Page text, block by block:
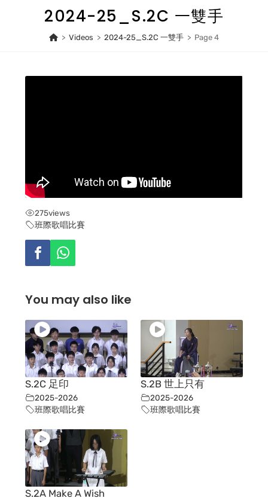
2024-25_S.2C 一雙手
> Videos > 2024-25_S.2C 一雙手 > Page 4
275views
班際歌唱比賽
You may also like
S.2C 足印
2025-2026
班際歌唱比賽
S.2B 世上只有
2025-2026
班際歌唱比賽
S.2A Make A Wish